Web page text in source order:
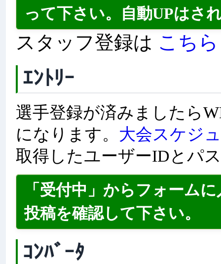
って下さい。自動UPはさ
スタッフ登録は こちら
ｴﾝﾄﾘｰ
選手登録が済みましたら
になります。 大会スケジ
取得したユーザーIDとパ
「受付中」からフォーム
投稿を確認して下さい。
ｺﾝﾊﾞｰﾀ